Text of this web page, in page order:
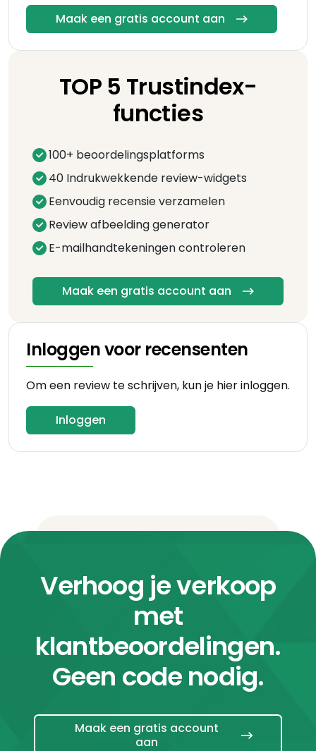
Maak een gratis account aan
TOP 5 Trustindex-
functies
100+ beoordelingsplatforms
40 Indrukwekkende review-widgets
Eenvoudig recensie verzamelen
Review afbeelding generator
E-mailhandtekeningen controleren
Maak een gratis account aan
Inloggen voor recensenten
Om een review te schrijven, kun je hier inloggen.
Inloggen
Verhoog je verkoop
met
klantbeoordelingen.
Geen code nodig.
Maak een gratis account
aan